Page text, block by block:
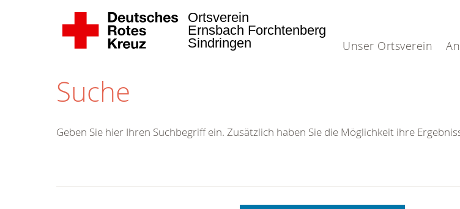
Unser Ortsverein
Ortsverein
Ernsbach Forchtenberg
Sindringen
Suche
Geben Sie hier Ihren Suchbegriff ein. Zusätzlich haben Sie die Möglichkeit ihre